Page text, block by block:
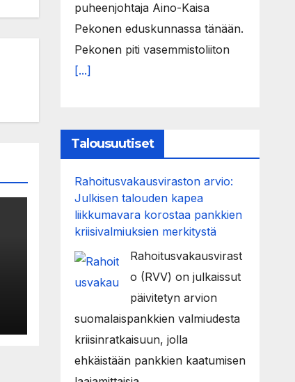
puheenjohtaja Aino-Kaisa
Pekonen eduskunnassa tänään.
Pekonen piti vasemmistoliiton
[...]
Talousuutiset
Rahoitusvakausviraston arvio:
Julkisen talouden kapea
liikkumavara korostaa pankkien
kriisivalmiuksien merkitystä
Rahoitusvakausvirast
o (RVV) on julkaissut
päivitetyn arvion
suomalaispankkien valmiudesta
kriisinratkaisuun, jolla
ehkäistään pankkien kaatumisen